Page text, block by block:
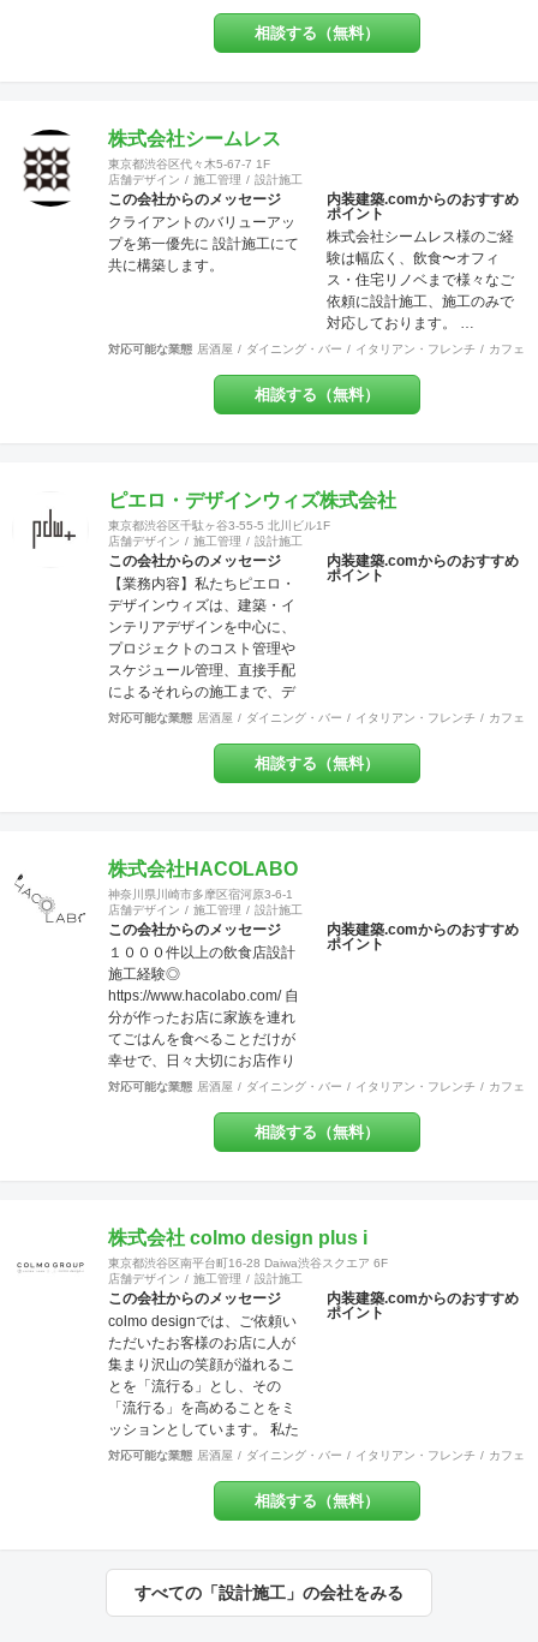
条＝固く信じて守る約束 ・確
信＝固く信じられる内容
成 またデザインを通じて、関
わる方達との関係の構築 これ
らの要素を持って、設計・施
工・管理を行っております。
お客様のお悩みやご相談には
真摯に向き合い、ご要望を最
大限実現する技術力を提供い
ばしい瞬間です。 弊社はリフ
ォーム・リノベーションや注
文住宅など幅広く工事を担当
させていただいております。
おり、色々な所にバラバラに
工事内容の注文をしていただ
かなくとも、弊社にて一式執
り行う事をメリットとし、活
動致しております。 尚、店
舗・住宅のセキュリティー面
にも配慮しており、防犯カメ
ラなどの部分にも力を入れて
おります。 他の施工店ではで
きない方法で、アレルギー・
シックハウス症候群・化学物
質過敏症の方や健康な方にも
良いとされる、化学物質は一
切使わない施工方法で無添加
業、デザイナー、設計士、建
築士【1級】、現場監督がお客
様をトータルサポート致しま
す。 作業現場では自社の職人
がおりますので、柔軟性やス
ピード感ある対応致します。
ＵＳＥＮやサカイ引越センタ
ーとの提携企業でございます
ので工事のみならず、その他
のご要望にもご対応させてい
ただく事も可能です。 【特
スマイル 協賛店 【受賞歴】 ・
千葉市都市文化賞2020 カ
Top Topics 特集作品 マン
ションリノベーション工事物
件 選出 ・『小さなベーカリ
ー&焼き菓子店のデザイン』単
行本 全国で愛される１０
０軒 ベーカリー店舗新装
工事物件 選出
相談する（無料）
株式会社シームレス
東京都渋谷区代々木5-67-7 1F
店舗デザイン
施工管理 設計施工
この会社からのメッセージ
クライアントのバリューアッ
プを第一優先に 設計施工にて
共に構築します。
内装建築.comからのおすすめ
ポイント
株式会社シームレス様のご経
験は幅広く、飲食〜オフィ
ス・住宅リノベまで様々なご
依頼に設計施工、施工のみで
対応しております。 …
対応可能な業態 居酒屋 ダイニング・バー イタリアン・フレンチ カフェ
相談する（無料）
ピエロ・デザインウィズ株式会社
東京都渋谷区千駄ヶ谷3-55-5 北川ビル1F
店舗デザイン
施工管理 設計施工
この会社からのメッセージ
【業務内容】私たちピエロ・
デザインウィズは、建築・イ
ンテリアデザインを中心に、
プロジェクトのコスト管理や
スケジュール管理、直接手配
によるそれらの施工まで、デ
ザインという業務領域を超え
頂いております。飲食店、ア
パレルショップを中心に、ホ
に、ピエロ・デザイン＆ワー
クス（本社、ＷＥＢ・グラフ
ィック、不動産）、ピエロ・
デザイン＆ブリッジ（工事、
全国対応）の３社で、さまざ
まなご要望にお応えする体制
を整えています。 【許認可】
一級建築士事務所、一般建設
業、特定建設業（本社）、宅
地建物取引業（本社）
内装建築.comからのおすすめ
ポイント
対応可能な業態 居酒屋 ダイニング・バー イタリアン・フレンチ カフェ
相談する（無料）
株式会社HACOLABO
神奈川県川崎市多摩区宿河原3-6-1
店舗デザイン
施工管理 設計施工
この会社からのメッセージ
１０００件以上の飲食店設計
施工経験◎
https://www.hacolabo.com/ 自
分が作ったお店に家族を連れ
てごはんを食べることだけが
幸せで、日々大切にお店作り
をしております◎ 飲食店専門
担当者がデザイン設計施工メ
ンテナンスまで一気通貫で行
「+1」の感動を提供致しま
す。 あれも！これも！やりた
い事を一緒になって整理し 異
業種のデザイナー達がお客様
の創造を膨らませ 理想を超え
るお店を設計し、作り上げま
す。 対応エリア：神奈川県全
域 東京都23区 東京都多摩
地域エリア 川崎地域
【 ？ 】 ＝
【 ！ 】 ご来店頂いた方々
び 意図に気づいた瞬間
「 ！ 」に変わってしま
します。 伝える思いと 届け
る声に ちょっとした遊び心を
内装建築.comからのおすすめ
ポイント
対応可能な業態 居酒屋 ダイニング・バー イタリアン・フレンチ カフェ
相談する（無料）
株式会社 colmo design plus i
東京都渋谷区南平台町16-28 Daiwa渋谷スクエア 6F
店舗デザイン
施工管理 設計施工
この会社からのメッセージ
colmo designでは、ご依頼い
ただいたお客様のお店に人が
集まり沢山の笑顔が溢れるこ
とを「流行る」とし、その
「流行る」を高めることをミ
ッションとしています。 私た
ちは​​お客様ごとにちがう“オモ
づくりの先に実現したいこ
と”を一緒に創り上げます。ま
績は900店以上。 グループ会
社で直営美容室を13店舗を運
内装建築.comからのおすすめ
ポイント
対応可能な業態 居酒屋 ダイニング・バー イタリアン・フレンチ カフェ
相談する（無料）
すべての「設計施工」の会社をみる